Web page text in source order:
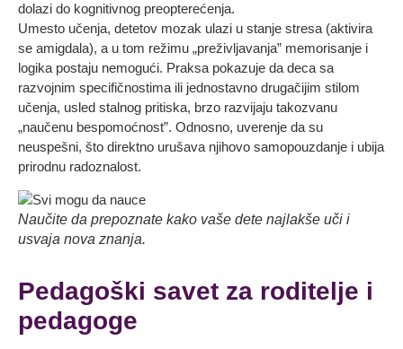
dolazi do kognitivnog preopterećenja.
Umesto učenja, detetov mozak ulazi u stanje stresa (aktivira
se amigdala), a u tom režimu „preživljavanja” memorisanje i
logika postaju nemogući. Praksa pokazuje da deca sa
razvojnim specifičnostima ili jednostavno drugačijim stilom
učenja, usled stalnog pritiska, brzo razvijaju takozvanu
„naučenu bespomoćnost”. Odnosno, uverenje da su
neuspešni, što direktno urušava njihovo samopouzdanje i ubija
prirodnu radoznalost.
Naučite da prepoznate kako vaše dete najlakše uči i
usvaja nova znanja.
Pedagoški savet za roditelje i
pedagoge